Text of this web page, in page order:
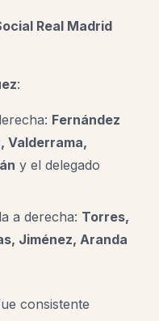
Real Madrid
:
Fernández
Valderrama,
y el delegado
a derecha: Torres,
Jiménez, Aranda
consistente